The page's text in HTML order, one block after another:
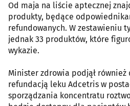
Od maja na liście aptecznej
produkty, będące
refundowanych. W zestawieniu
jednak 33 produktów, które
wykazie.
Minister zdrowia podjął również
refundacją leku Adcetris w
sporządzania koncentratu